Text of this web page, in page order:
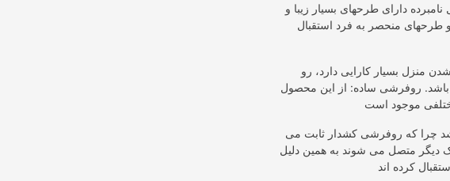
دارای طرحهای بسیار زیبا و
طرحهای منحصر به فرد استقبال
منزل بسیار کارایی دارد، رو
روفرشی ساده: از این محصول
چرا که روفرشی کشدار ثابت می
دیگر متصل می شوند به همین دلیل